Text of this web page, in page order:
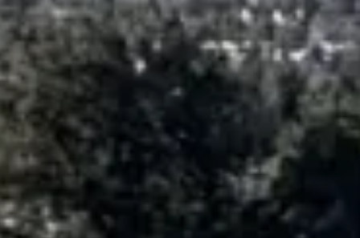
E
Guias profissionais há 26 anos no ramo do Turismo e
Gastronomia, no Chile desde 2015.
Vou te ajudar a encontrar a experiência ideal em 3
perguntas rápidas.
Quantos dias você tem disponível
para as
experiências?